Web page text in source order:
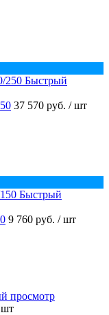
Быстрый
37 570 руб. / шт
Быстрый
9 760 руб. / шт
просмотр